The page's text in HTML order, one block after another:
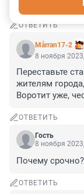
Россию без
ОТВЕТИТЬ
Mårran17-2
8 ноября
Переставьте
жителям
Воротит уже,
ОТВЕТИТЬ
Гость
8 ноября
Почему срочно?
ОТВЕТИТЬ